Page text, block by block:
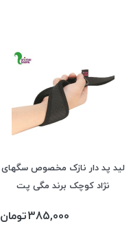
لید پد دار نازک مخصوص سگهای
نژاد کوچک برند مگی پت
385,000تومان